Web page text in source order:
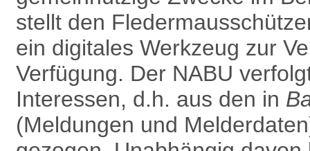
stellt den
ein digitales Werkzeug zur
Verfügung. Der NABU
Interessen, d.h. aus den in
(Meldungen und